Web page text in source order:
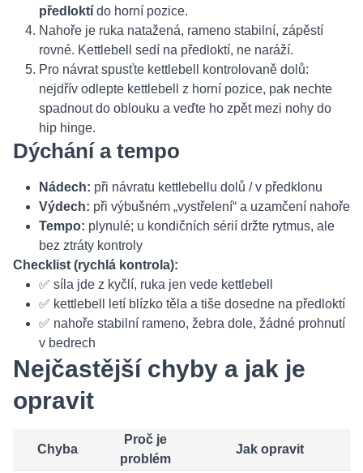
předloktí do horní pozice.
Nahoře je ruka natažená, rameno stabilní, zápěstí
rovné. Kettlebell sedí na předloktí, ne naráží.
Pro návrat spusťte kettlebell kontrolovaně dolů:
nejdřív odlepte kettlebell z horní pozice, pak nechte
spadnout do oblouku a veďte ho zpět mezi nohy do
hip hinge.
Dýchání a tempo
Nádech: při návratu kettlebellu dolů / v předklonu
Výdech: při výbušném „vystřelení“ a uzamčení nahoře
Tempo: plynulé; u kondičních sérií držte rytmus, ale
bez ztráty kontroly
Checklist (rychlá kontrola):
✅ síla jde z kyčlí, ruka jen vede kettlebell
✅ kettlebell letí blízko těla a tiše dosedne na předloktí
✅ nahoře stabilní rameno, žebra dole, žádné prohnutí
v bedrech
Nejčastější chyby a jak je
opravit
Chyba
Proč je
problém
Jak opravit